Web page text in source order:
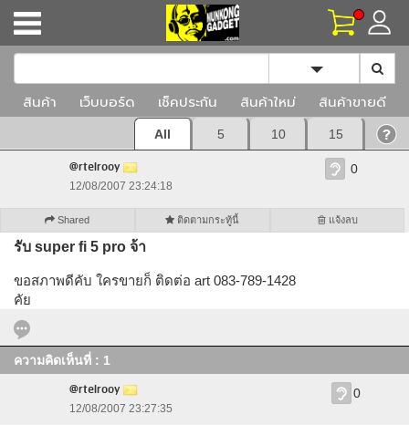
Toggle
สินค้า เว็บบอร์ด เช็คประกัน สินค้าใหม่ สินค้าขายดี
All 5 10 15
@rtelrooy
12/08/2007 23:24:18
0
Shared ติดตามกระทู้นี้ แจ้งลบ
รับ super fi 5 pro จ้า
ขอสภาพดีคับ ใครขายก็ ติดต่อ art 083-789-1428
คัย
ความคิดเห็นที่ : 1
@rtelrooy
12/08/2007 23:27:35
0